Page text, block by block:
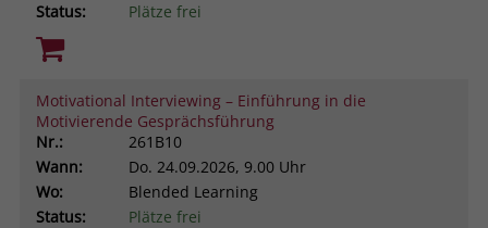
Status:
Plätze frei
Motivational Interviewing – Einführung in die
Motivierende Gesprächsführung
Nr.:
261B10
Wann:
Do. 24.09.2026, 9.00 Uhr
Wo:
Blended Learning
Status:
Plätze frei